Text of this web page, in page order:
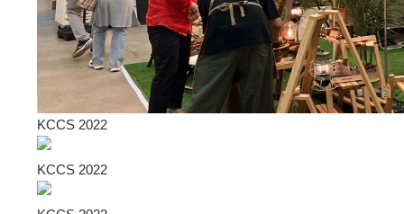
KCCS 2022
KCCS 2022